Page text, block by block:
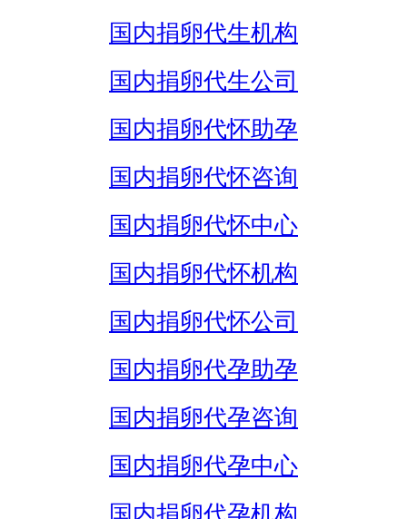
国内捐卵代生机构
国内捐卵代生公司
国内捐卵代怀助孕
国内捐卵代怀咨询
国内捐卵代怀中心
国内捐卵代怀机构
国内捐卵代怀公司
国内捐卵代孕助孕
国内捐卵代孕咨询
国内捐卵代孕中心
国内捐卵代孕机构